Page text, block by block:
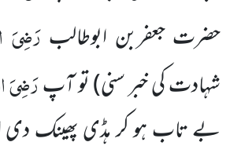
حضرت جعفربن ابوطالب رَضِیَ
شہادت کی خبر سنی)تو آپرَضِیَ
بے تاب ہو کر ہڈی پھینک دی